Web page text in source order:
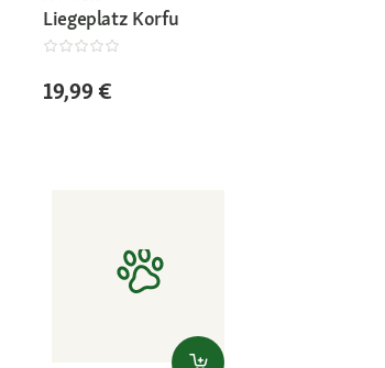
Liegeplatz Korfu
19,99 €